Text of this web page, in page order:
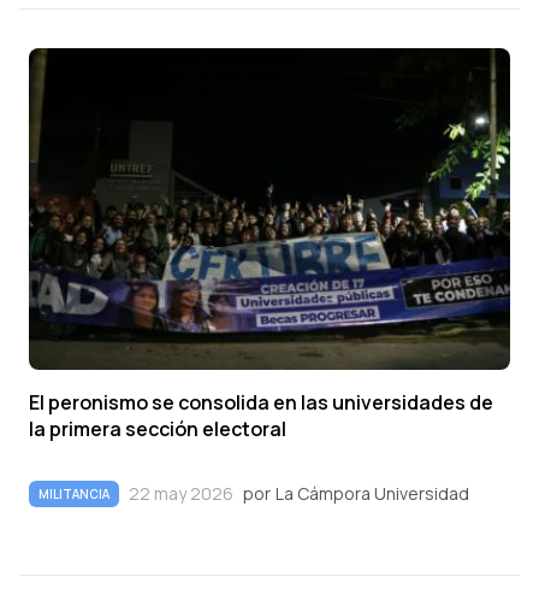
El peronismo se consolida en las universidades de
la primera sección electoral
MILITANCIA 22 may 2026 por La Cámpora Universidad